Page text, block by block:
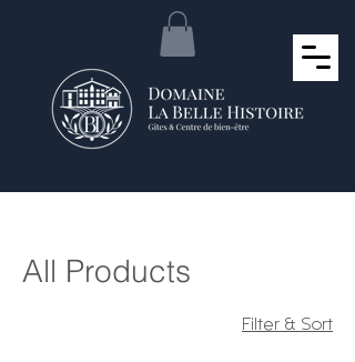
All Products
Filter & Sort